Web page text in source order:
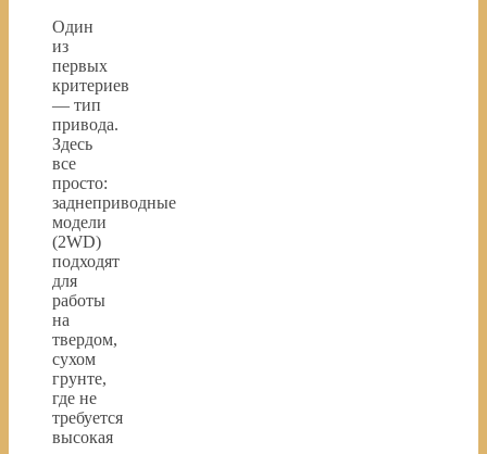
Один
из
первых
критериев
— тип
привода.
Здесь
все
просто:
заднеприводные
модели
(2WD)
подходят
для
работы
на
твердом,
сухом
грунте,
где не
требуется
высокая